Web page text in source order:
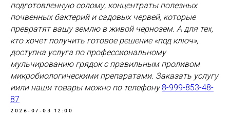
подготовленную солому, концентраты полезных
почвенных бактерий и садовых червей, которые
превратят вашу землю в живой чернозем. А для тех,
кто хочет получить готовое решение «под ключ»,
доступна услуга по профессиональному
мульчированию грядок с правильным проливом
микробиологическими препаратами. Заказать услугу
иили наши товары можно по телефону8-999-853-48-
87
2026-07-03 12:00